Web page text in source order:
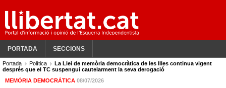
PORTADA SECCIONS
Portada Política
La Llei de memòria democràtica de les Illes continua vigent
després que el TC suspengui cautelarment la seva derogació
MEMÒRIA DEMOCRÀTICA 08/07/2026